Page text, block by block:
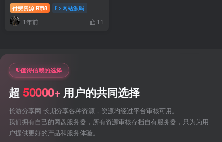
付费资源 R币8 网站源码
1年前 11
值得信赖的选择
超50000+ 用户的共同选择
长游分享网 长期分享各种资源，资源均经过平台审核可用。
我们拥有自己的网盘服务器，所有资源审核存档自有服务器，只为为用
户提供更好的产品和服务体验。